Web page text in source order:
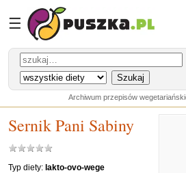
☰
Archiwum przepisów
Sernik Pani Sabiny
Typ diety: lakto-ovo-wege